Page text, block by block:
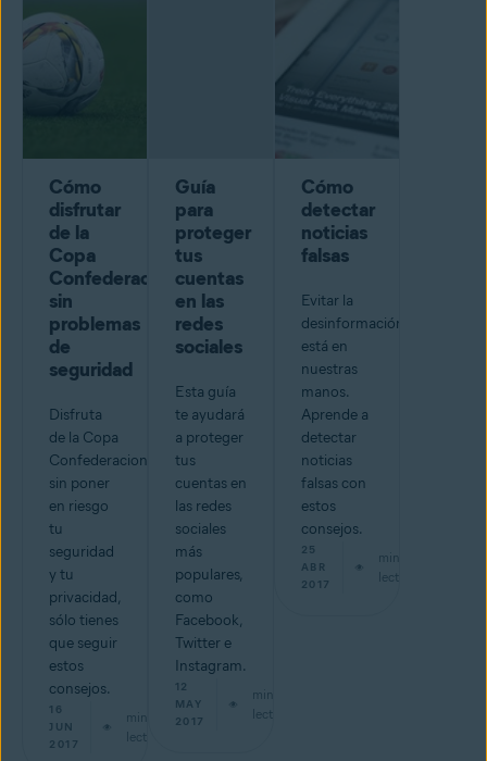
Cómo
disfrutar
de la
Copa
Confederaciones
sin
problemas
de
seguridad
Disfruta
de la Copa
Confederaciones
sin poner
en riesgo
tu
seguridad
y tu
privacidad,
sólo tienes
que seguir
estos
consejos.
16
JUN
2017
min de
lectura
Guía
para
proteger
tus
cuentas
en las
redes
sociales
Esta guía
te ayudará
a proteger
tus
cuentas en
las redes
sociales
más
populares,
como
Facebook,
Twitter e
Instagram.
12
MAY
2017
min de
lectura
Cómo
detectar
noticias
falsas
Evitar la
desinformación
está en
nuestras
manos.
Aprende a
detectar
noticias
falsas con
estos
consejos.
25
ABR
2017
min de
lectura